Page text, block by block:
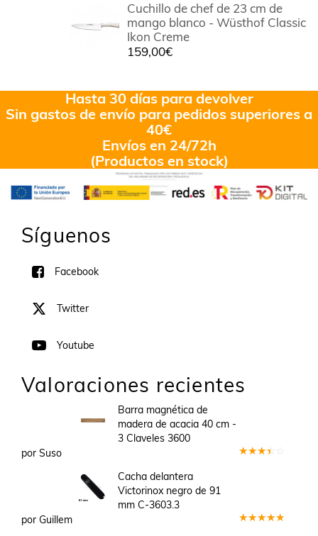
Cuchillo de chef de 23 cm de
mango blanco - Wüsthof Classic
Ikon Creme
159,00€
Hasta 30 días para devolver
Sin gastos de envío para pedidos superiores a
40€
Envíos en 24/72h
(Productos en stock)
Síguenos
Facebook
Twitter
Youtube
Valoraciones recientes
Barra magnética de
madera de acacia 40 cm -
3 Claveles 3600
por Suso
Cacha delantera
Victorinox negro de 91
mm C-3603.3
por Guillem